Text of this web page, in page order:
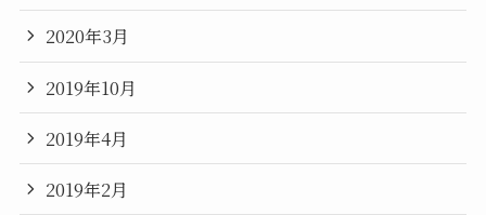
2020年3月
2019年10月
2019年4月
2019年2月